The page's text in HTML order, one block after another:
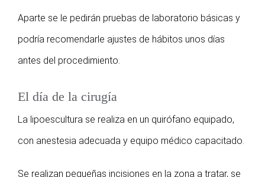
Aparte se le pedirán pruebas de laboratorio básicas y
podría recomendarle ajustes de hábitos unos días
antes del procedimiento.
El día de la cirugía
La lipoescultura se realiza en un quirófano equipado,
con anestesia adecuada y equipo médico capacitado.
Se realizan pequeñas incisiones en la zona a tratar, se